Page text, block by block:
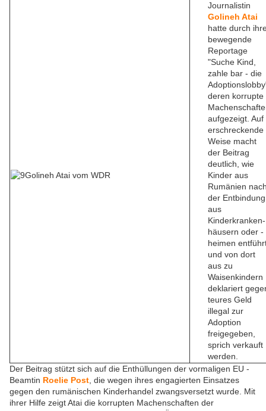
Journalistin
Golineh Atai
hatte durch
bewegende
Reportage
"Suche Kind,
zahle bar - die
deren korrupte
aufgezeigt. Auf
erschreckende
Weise macht
der Beitrag
deutlich, wie
Kinder aus
Rumänien
der Entbindung
aus
Kinderkranken-
häusern oder -
heimen
und von dort
aus zu
Waisenkindern
deklariert
teures Geld
illegal zur
Adoption
freigegeben,
sprich verkauft
werden.
Der Beitrag stützt sich auf die Enthüllungen der vormaligen EU -
Beamtin Roelie Post , die wegen ihres engagierten Einsatzes
gegen den rumänischen Kinderhandel zwangsversetzt wurde. Mit
ihrer Hilfe zeigt Atai die korrupten Machenschaften der